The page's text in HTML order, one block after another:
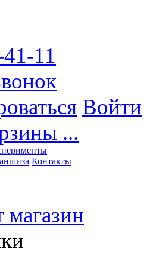
11
Войти
...
Контакты
магазин